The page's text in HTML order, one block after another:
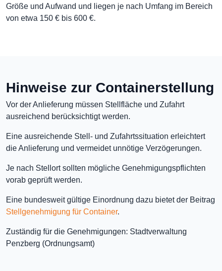
Größe und Aufwand und liegen je nach Umfang im Bereich
von etwa 150 € bis 600 €.
Hinweise zur Containerstellung
Vor der Anlieferung müssen Stellfläche und Zufahrt
ausreichend berücksichtigt werden.
Eine ausreichende Stell- und Zufahrtssituation erleichtert
die Anlieferung und vermeidet unnötige Verzögerungen.
Je nach Stellort sollten mögliche Genehmigungspflichten
vorab geprüft werden.
Eine bundesweit gültige Einordnung dazu bietet der Beitrag
Stellgenehmigung für Container.
Zuständig für die Genehmigungen: Stadtverwaltung
Penzberg (Ordnungsamt)